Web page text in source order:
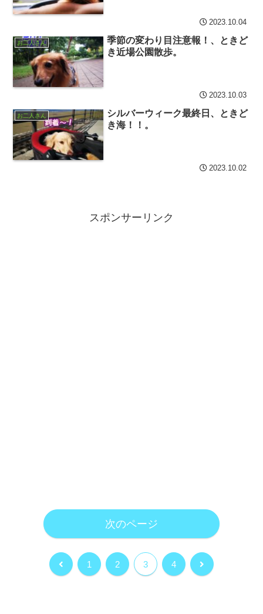
2023.10.04
お二人さん
季節の変わり目注意報！、ときど
き近場公園散歩。
2023.10.03
お二人さん
シルバーウィーク最終日、ときど
き海！！。
2023.10.02
スポンサーリンク
次のページ
前 1 2 3 4 次